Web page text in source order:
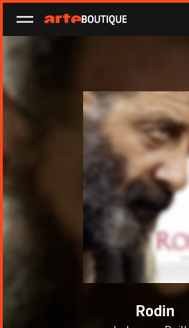
Ouvrir le menu
Rodin